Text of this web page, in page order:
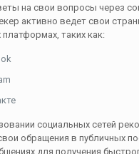
на свои вопросы через
активно ведет свои
таких как:
социальных сетей
обращения в публичных
для получения